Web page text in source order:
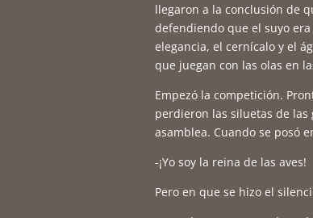
llegaron a la conclusión de
defendiendo que el suyo
elegancia, el cernícalo y el
que juegan con las olas en
Empezó la competición.
perdieron las siluetas de
asamblea. Cuando se posó
-¡Yo soy la reina de las aves!
Pero en que se hizo el